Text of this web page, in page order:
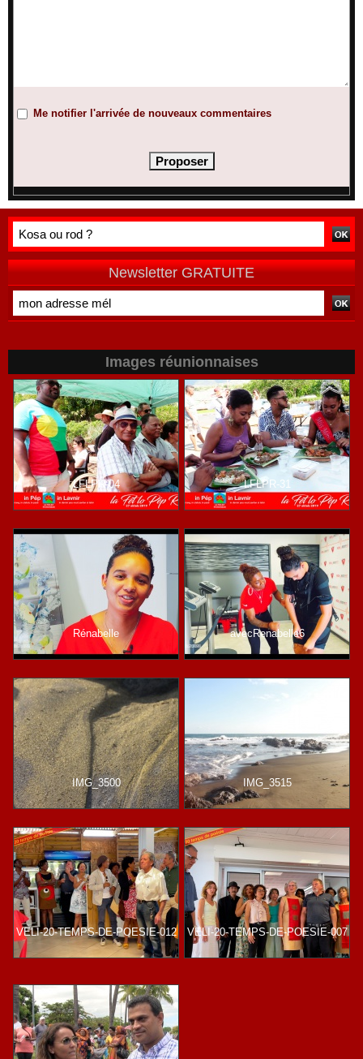
Me notifier l'arrivée de nouveaux commentaires
Newsletter GRATUITE
Images réunionnaises
LFLPR-04 LFLPR-31
Rénabelle avecRenabelle6
IMG_3500 IMG_3515
VELI-20-TEMPS-DE-POESIE-012 VELI-20-TEMPS-DE-POESIE-007